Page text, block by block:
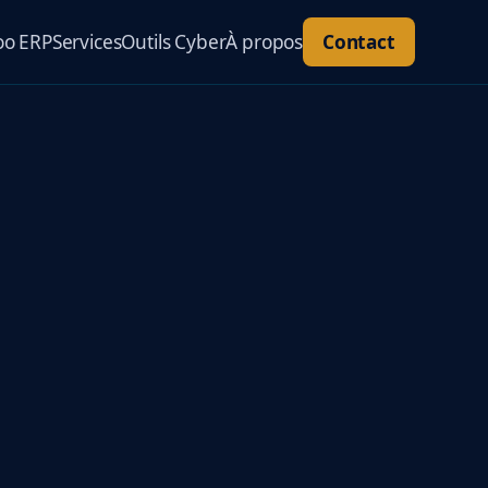
ERPServicesOutils CyberÀ propos Contact